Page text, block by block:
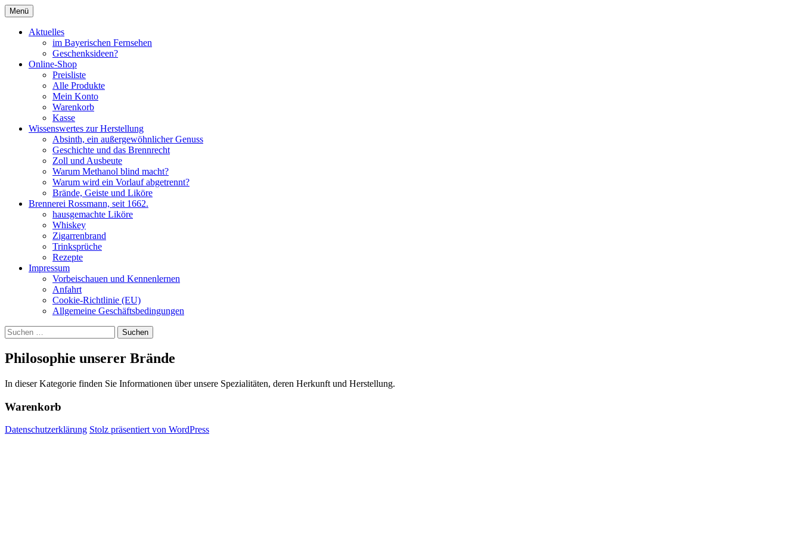
Brennerei Rossmann Albstadt
Menü Zum
Inhalt
springen
Aktuelles
im Bayerischen Fernsehen
Geschenksideen?
Online-Shop
Preisliste
Alle Produkte
Mein Konto
Warenkorb
Kasse
Wissenswertes zur Herstellung
Absinth, ein außergewöhnlicher Genuss
Geschichte und das Brennrecht
Zoll und Ausbeute
Warum Methanol blind macht?
Warum wird ein Vorlauf abgetrennt?
Brände, Geiste und Liköre
Brennerei Rossmann, seit 1662.
hausgemachte Liköre
Whiskey
Zigarrenbrand
Trinksprüche
Rezepte
Impressum
Vorbeischauen und Kennenlernen
Anfahrt
Cookie-Richtlinie (EU)
Allgemeine Geschäftsbedingungen
Suchen
nach:
Philosophie unserer Brände
In dieser Kategorie finden Sie Informationen über unsere Spezialitäten, deren Herkunft und Herstellung.
Warenkorb
Datenschutzerklärung Stolz präsentiert von WordPress